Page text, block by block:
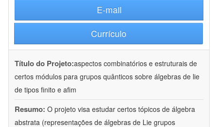
E-mail
Currículo
Título do Projeto:aspectos combinatórios e estruturais de
certos módulos para grupos quânticos sobre álgebras de lie
de tipos finito e afim
Resumo: O projeto visa estudar certos tópicos de álgebra
abstrata (representações de álgebras de Lie grupos